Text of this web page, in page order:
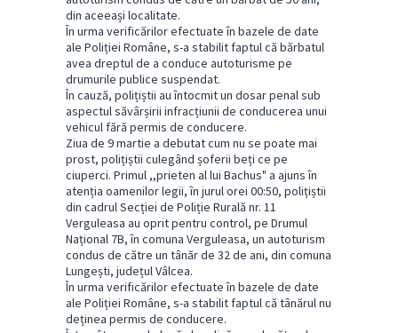
din aceeași localitate.
În urma verificărilor efectuate în bazele de date
ale Poliției Române, s-a stabilit faptul că bărbatul
avea dreptul de a conduce autoturisme pe
drumurile publice suspendat.
În cauză, polițiștii au întocmit un dosar penal sub
aspectul săvârșirii infracțiunii de conducerea unui
vehicul fără permis de conducere.
Ziua de 9 martie a debutat cum nu se poate mai
prost, polițiștii culegând șoferii beți ce pe
ciuperci. Primul ,,prieten al lui Bachus" a ajuns în
atenția oamenilor legii, în jurul orei 00:50, polițiștii
din cadrul Secției de Poliție Rurală nr. 11
Verguleasa au oprit pentru control, pe Drumul
Național 7B, în comuna Verguleasa, un autoturism
condus de către un tânăr de 32 de ani, din comuna
Lungești, județul Vâlcea.
În urma verificărilor efectuate în bazele de date
ale Poliției Române, s-a stabilit faptul că tânărul nu
deținea permis de conducere.